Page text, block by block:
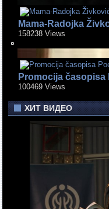
Mama-Radojka
158238 Views
Promocija časopisa
100469 Views
ХИТ ВИДЕО